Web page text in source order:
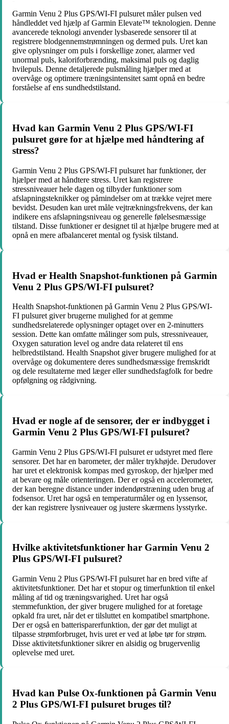
Garmin Venu 2 Plus GPS/WI-FI pulsuret måler pulsen ved
håndleddet ved hjælp af Garmin Elevate™ teknologien. Denne
avancerede teknologi anvender lysbaserede sensorer til at
registrere blodgennemstrømningen og dermed puls. Uret kan
give oplysninger om puls i forskellige zoner, alarmer ved
unormal puls, kaloriforbrænding, maksimal puls og daglig
hvilepuls. Denne detaljerede pulsmåling hjælper med at
overvåge og optimere træningsintensitet samt opnå en bedre
forståelse af ens sundhedstilstand.
Hvad kan Garmin Venu 2 Plus GPS/WI-FI
pulsuret gøre for at hjælpe med håndtering af
stress?
Garmin Venu 2 Plus GPS/WI-FI pulsuret har funktioner, der
hjælper med at håndtere stress. Uret kan registrere
stressniveauer hele dagen og tilbyder funktioner som
afslapningsteknikker og påmindelser om at trække vejret mere
bevidst. Desuden kan uret måle vejtrækningsfrekvens, der kan
indikere ens afslapningsniveau og generelle følelsesmæssige
tilstand. Disse funktioner er designet til at hjælpe brugere med at
opnå en mere afbalanceret mental og fysisk tilstand.
Hvad er Health Snapshot-funktionen på Garmin
Venu 2 Plus GPS/WI-FI pulsuret?
Health Snapshot-funktionen på Garmin Venu 2 Plus GPS/WI-
FI pulsuret giver brugerne mulighed for at gemme
sundhedsrelaterede oplysninger optaget over en 2-minutters
session. Dette kan omfatte målinger som puls, stressniveauer,
Oxygen saturation level og andre data relateret til ens
helbredstilstand. Health Snapshot giver brugere mulighed for at
overvåge og dokumentere deres sundhedsmæssige fremskridt
og dele resultaterne med læger eller sundhedsfagfolk for bedre
opfølgning og rådgivning.
Hvad er nogle af de sensorer, der er indbygget i
Garmin Venu 2 Plus GPS/WI-FI pulsuret?
Garmin Venu 2 Plus GPS/WI-FI pulsuret er udstyret med flere
sensorer. Det har en barometer, der måler trykhøjde. Derudover
har uret et elektronisk kompas med gyroskop, der hjælper med
at bevare og måle orienteringen. Der er også en accelerometer,
der kan beregne distance under indendørstræning uden brug af
fodsensor. Uret har også en temperaturmåler og en lyssensor,
der kan registrere lysniveauer og justere skærmens lysstyrke.
Hvilke aktivitetsfunktioner har Garmin Venu 2
Plus GPS/WI-FI pulsuret?
Garmin Venu 2 Plus GPS/WI-FI pulsuret har en bred vifte af
aktivitetsfunktioner. Det har et stopur og timerfunktion til enkel
måling af tid og træningsvarighed. Uret har også
stemmefunktion, der giver brugere mulighed for at foretage
opkald fra uret, når det er tilsluttet en kompatibel smartphone.
Der er også en batterisparerfunktion, der gør det muligt at
tilpasse strømforbruget, hvis uret er ved at løbe tør for strøm.
Disse aktivitetsfunktioner sikrer en alsidig og brugervenlig
oplevelse med uret.
Hvad kan Pulse Ox-funktionen på Garmin Venu
2 Plus GPS/WI-FI pulsuret bruges til?